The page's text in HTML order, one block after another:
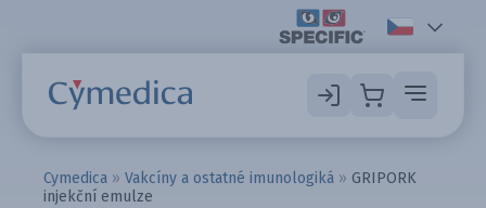
Cymedica » Vakcíny a ostatné imunologiká » GRIPORK
injekční emulze